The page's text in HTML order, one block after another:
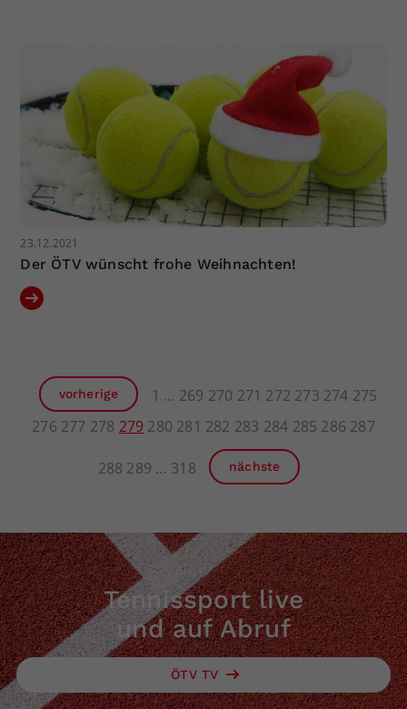
23.12.2021
Der ÖTV wünscht frohe Weihnachten!
vorherige 1 269 270 271 272 273 274 275
276 277 278 279 280 281 282 283 284 285 286 287
288 289 318 nächste
Tennissport live
und auf Abruf
ÖTV TV